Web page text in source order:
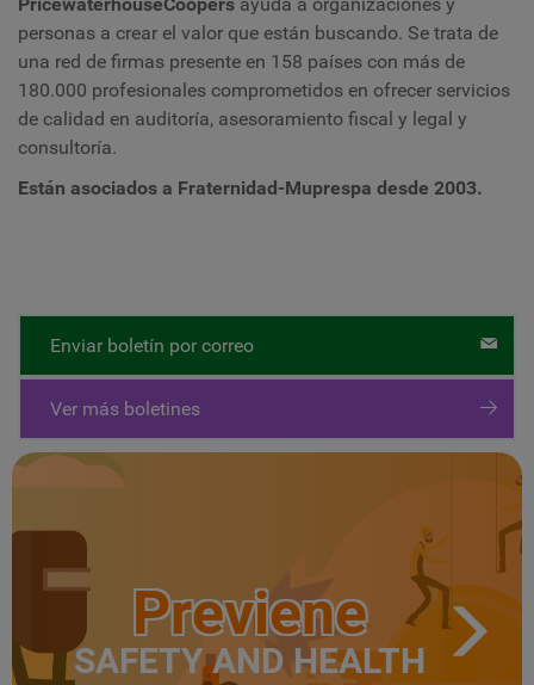
personas a crear el valor que están buscando. Se trata de
una red de firmas presente en 158 países con más de
180.000 profesionales comprometidos en ofrecer servicios
de calidad en auditoría, asesoramiento fiscal y legal y
consultoría.
Están asociados a Fraternidad-Muprespa desde 2003.
Enviar boletín por correo
Ver más boletines
Previene
SAFETY AND HEALTH